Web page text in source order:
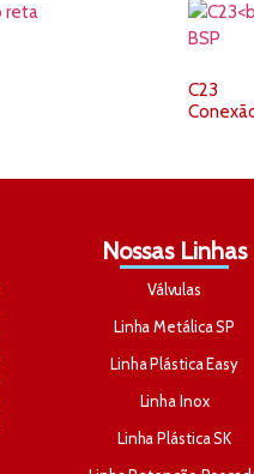
C23
Nossas Linhas
Válvulas
Linha Metálica SP
Linha Plástica Easy
Linha Inox
Linha Plástica SK